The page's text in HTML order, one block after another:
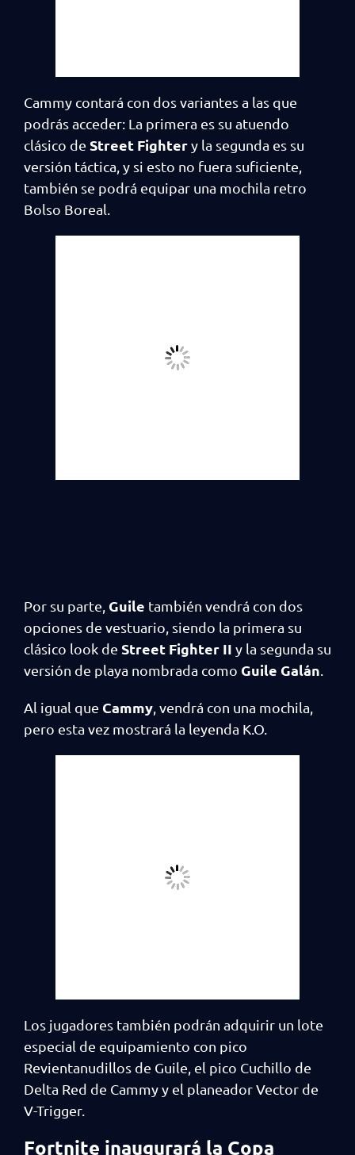
Cammy contará con dos variantes a las que
podrás acceder: La primera es su atuendo
clásico de Street Fightery la segunda es su
versión táctica, y si esto no fuera suficiente,
también se podrá equipar una mochila retro
Bolso Boreal.
Por su parte, Guile también vendrá con dos
opciones de vestuario, siendo la primera su
clásico look de Street Fighter II y la segunda su
versión de playa nombrada como Guile Galán
Al igual que Cammy , vendrá con una mochila,
pero esta vez mostrará la leyenda K.O.
Los jugadores también podrán adquirir un lote
especial de equipamiento con pico
Revientanudillos de Guile, el pico Cuchillo de
Delta Red de Cammy y el planeador Vector de
V-Trigger.
Fortnite inaugurará la Copa